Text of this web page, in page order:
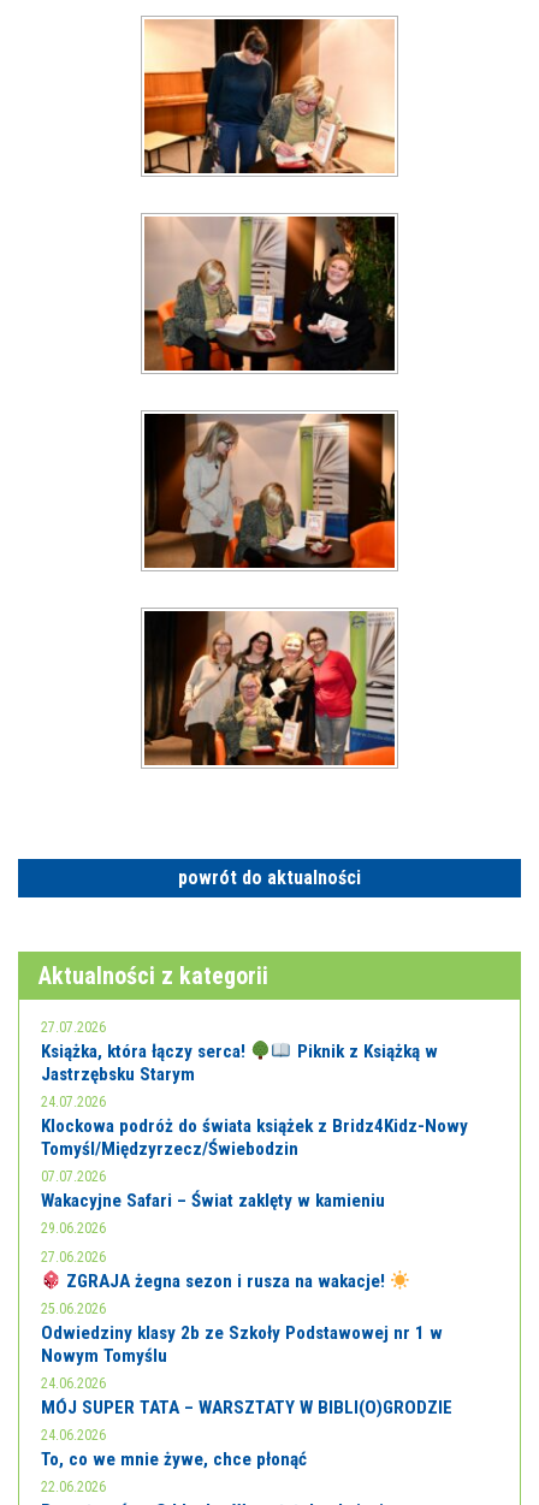
powrót do aktualności
Aktualności z kategorii
27.07.2026
Książka, która łączy serca!
Piknik z Książką w
Jastrzębsku Starym
24.07.2026
Klockowa podróż do świata książek z Bridz4Kidz-Nowy
Tomyśl/Międzyrzecz/Świebodzin
07.07.2026
Wakacyjne Safari – Świat zaklęty w kamieniu
29.06.2026
27.06.2026
ZGRAJA żegna sezon i rusza na wakacje!
25.06.2026
Odwiedziny klasy 2b ze Szkoły Podstawowej nr 1 w
Nowym Tomyślu
24.06.2026
MÓJ SUPER TATA – WARSZTATY W BIBLI(O)GRODZIE
24.06.2026
To, co we mnie żywe, chce płonąć
22.06.2026